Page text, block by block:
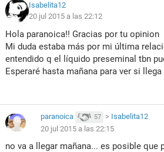
Isabelita12
20 jul 2015 a las 22:12
Hola paranoica!! Gracias por tu opinion
Mi duda estaba más por mi última
entendido q el líquido preseminal tbn
Esperaré hasta mañana para ver si
paranoica 57 > Isabelita12
20 jul 2015 a las 22:15
no va a llegar mañana... es posible